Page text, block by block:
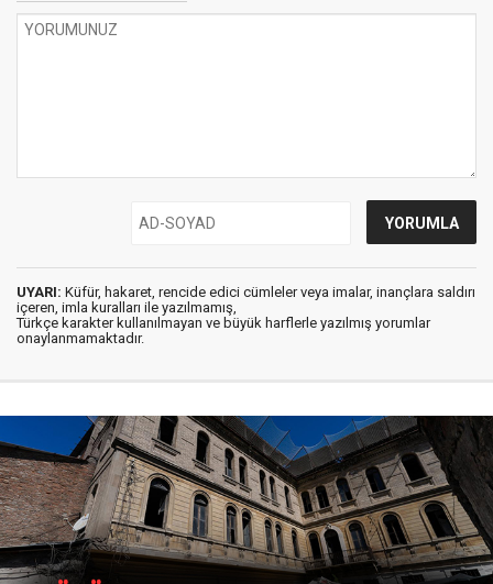
UYARI: Küfür, hakaret, rencide edici cümleler veya imalar, inançlara saldırı
içeren, imla kuralları ile yazılmamış,
Türkçe karakter kullanılmayan ve büyük harflerle yazılmış yorumlar
onaylanmamaktadır.